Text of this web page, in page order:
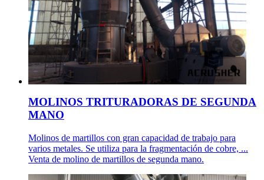
MOLINOS TRITURADORAS DE SEGUNDA
MANO
Molinos de martillos con gran capacidad de trabajo para
varios metales. Se utiliza para la fragmentación de cobre, ...
Venta de molino de martillos de segunda mano.